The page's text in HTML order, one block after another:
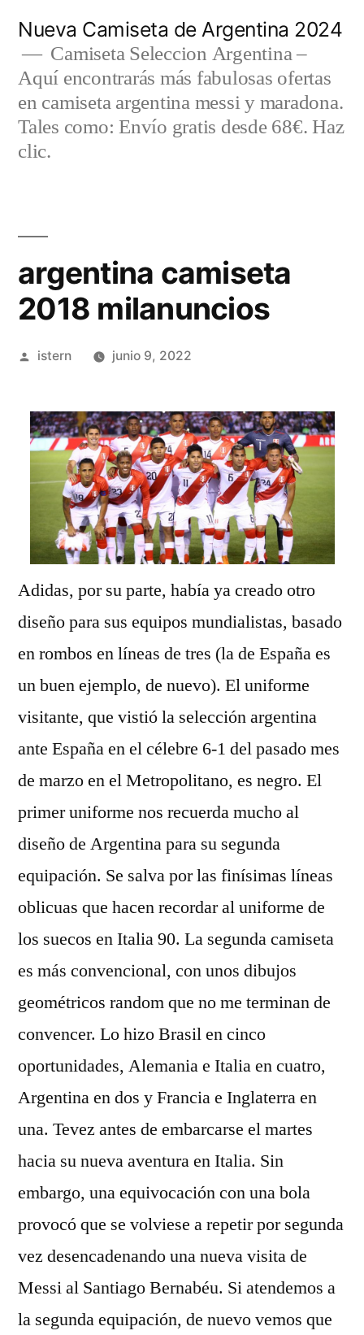
contenido
Nueva Camiseta de Argentina 2024
Camiseta Seleccion Argentina –
Aquí encontrarás más fabulosas ofertas
en camiseta argentina messi y maradona.
Tales como: Envío gratis desde 68€. Haz
clic.
argentina camiseta
2018 milanuncios
Publicado
istern junio 9, 2022
Adidas, por su parte, había ya creado otro
diseño para sus equipos mundialistas, basado
en rombos en líneas de tres (la de España es
un buen ejemplo, de nuevo). El uniforme
visitante, que vistió la selección argentina
ante España en el célebre 6-1 del pasado mes
de marzo en el Metropolitano, es negro. El
primer uniforme nos recuerda mucho al
diseño de Argentina para su segunda
equipación. Se salva por las finísimas líneas
oblicuas que hacen recordar al uniforme de
los suecos en Italia 90. La segunda camiseta
es más convencional, con unos dibujos
geométricos random que no me terminan de
convencer. Lo hizo Brasil en cinco
oportunidades, Alemania e Italia en cuatro,
Argentina en dos y Francia e Inglaterra en
una. Tevez antes de embarcarse el martes
hacia su nueva aventura en Italia. Sin
embargo, una equivocación con una bola
provocó que se volviese a repetir por segunda
vez desencadenando una nueva visita de
Messi al Santiago Bernabéu. Si atendemos a
la segunda equipación, de nuevo vemos que